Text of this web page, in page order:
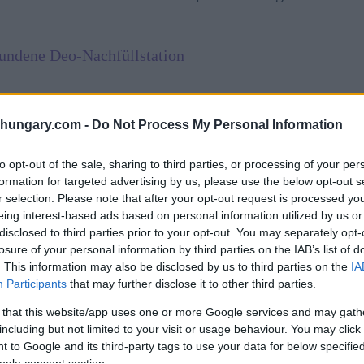
- Do Not Process My Personal Information
opt-out of the sale, sharing to third parties, or processing of your
for targeted advertising by us, please use the below opt-out
selection. Please note that after your opt-out request is processed
interest-based ads based on personal information utilized by us
to third parties prior to your opt-out. You may separately
of your personal information by third parties on the IAB’s list of
This information may also be disclosed by us to third parties on the
Participants that may further disclose it to other third parties.
that this website/app uses one or more Google services and may
but not limited to your visit or usage behaviour. You may
to Google and its third-party tags to use your data for below
Deo-Nachfüllstation
breites Spektrum an Inhalten
Paramount Pictures und Universal Pictures
wird auf SkyShowtime verfügbar sein, darunter
A New Era, Jerry und Marge Go Large,
Love, The Bad Guys, The Hanging Sun, The